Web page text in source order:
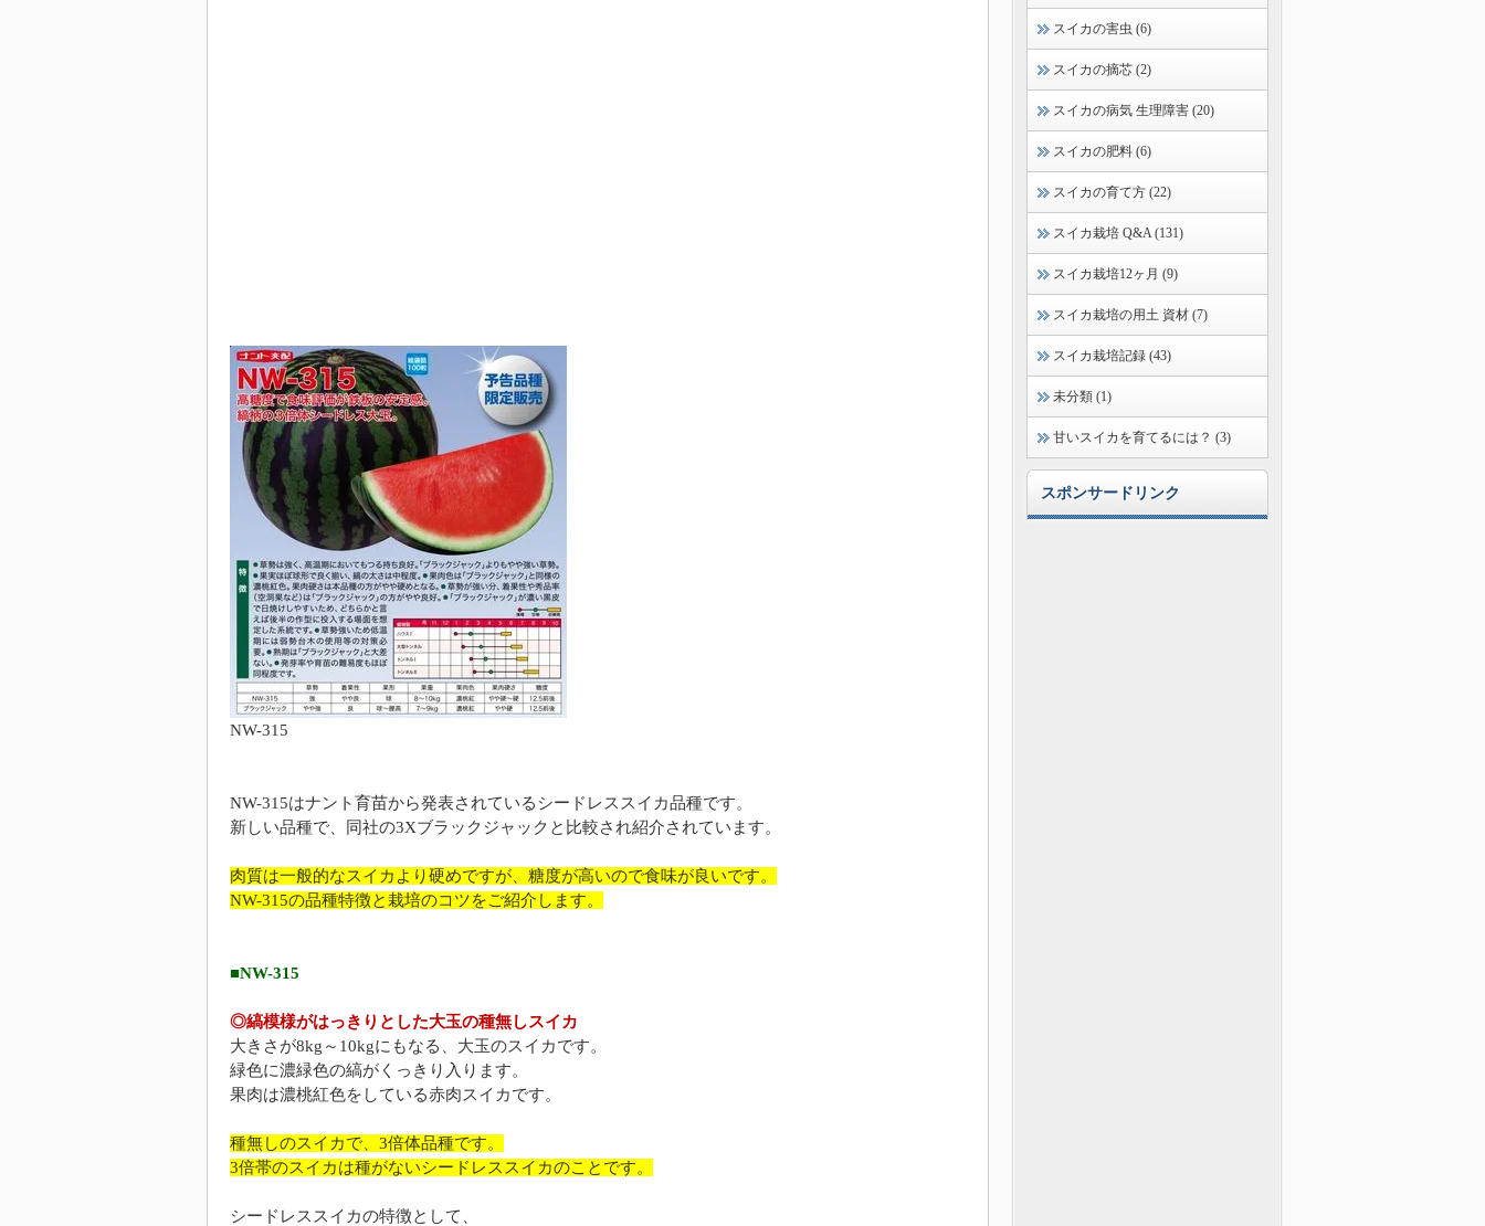
NW-315
NW-315はナント育苗から発表されているシードレススイカ品種です。
新しい品種で、同社の3Xブラックジャックと比較され紹介されています。
肉質は一般的なスイカより硬めですが、糖度が高いので食味が良いです。
NW-315の品種特徴と栽培のコツをご紹介します。
■NW-315
◎縞模様がはっきりとした大玉の種無しスイカ
大きさが8kg～10kgにもなる、大玉のスイカです。
緑色に濃緑色の縞がくっきり入ります。
果肉は濃桃紅色をしている赤肉スイカです。
種無しのスイカで、3倍体品種です。
3倍帯のスイカは種がないシードレススイカのことです。
シードレススイカの特徴として、
スイカの害虫 (6)
スイカの摘芯 (2)
スイカの病気 生理障害 (20)
スイカの肥料 (6)
スイカの育て方 (22)
スイカ栽培 Q&A (131)
スイカ栽培12ヶ月 (9)
スイカ栽培の用土 資材 (7)
スイカ栽培記録 (43)
未分類 (1)
甘いスイカを育てるには？ (3)
スポンサードリンク